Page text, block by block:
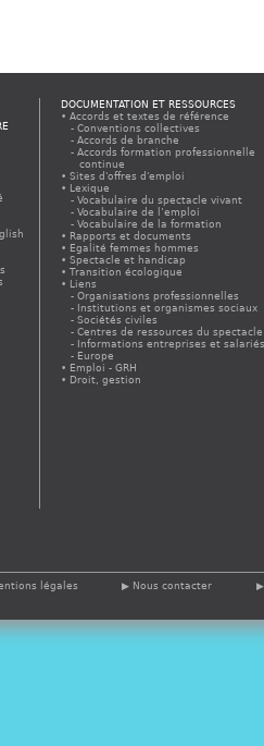
DOCUMENTATION ET RESSOURCES
Accords et textes de référence
Conventions collectives
Accords de branche
Accords formation professionnelle
continue
Sites d'offres d'emploi
Lexique
Vocabulaire du spectacle vivant
Vocabulaire de l’emploi
Vocabulaire de la formation
Rapports et documents
Egalité femmes hommes
Spectacle et handicap
Transition écologique
Liens
Organisations professionnelles
Institutions et organismes sociaux
Sociétés civiles
Centres de ressources du spectacle
Informations entreprises et
Europe
Emploi - GRH
Droit, gestion
légales Nous contacter